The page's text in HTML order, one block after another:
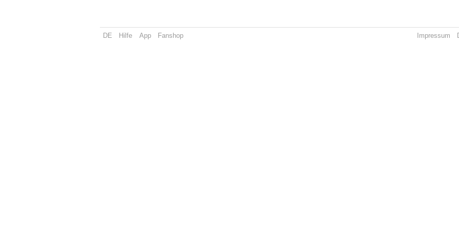
DE Hilfe App Fanshop Impressum